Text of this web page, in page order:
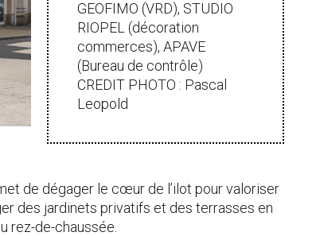
GEOFIMO (VRD), STUDIO
RIOPEL (décoration
commerces), APAVE
(Bureau de contrôle)
CREDIT PHOTO : Pascal
Leopold
de dégager le cœur de l’ilot pour valoriser
des jardinets privatifs et des terrasses en
rez-de-chaussée.